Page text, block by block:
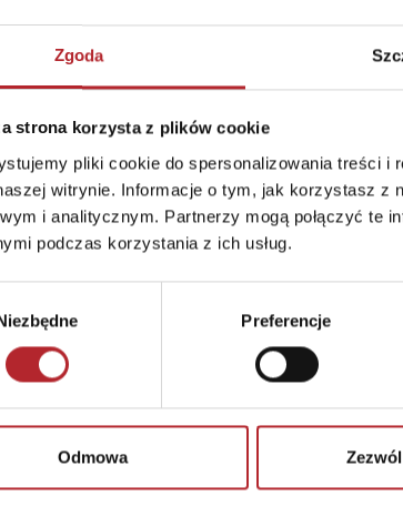
Zgoda
strona korzysta z plików cookie
pliki cookie do spersonalizowania treści i
witrynie. Informacje o tym, jak korzystasz z
i analitycznym. Partnerzy mogą połączyć te
podczas korzystania z ich usług.
Preferencje
Odmowa
toys.com